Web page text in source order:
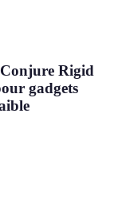
Rigid
gadgets